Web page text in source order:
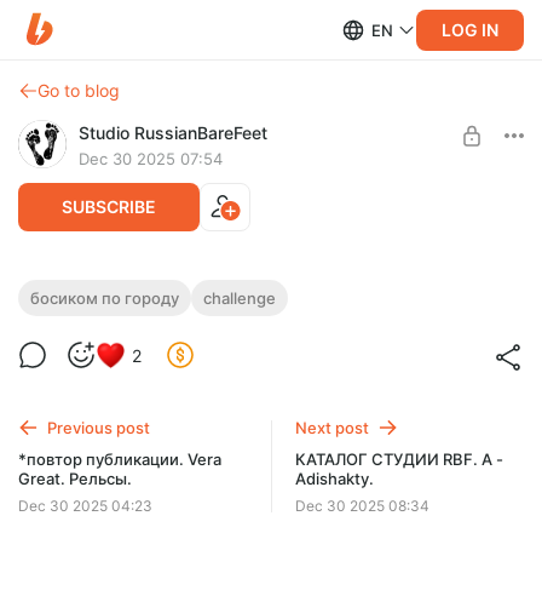
EN LOG IN
Go to blog
Studio RussianBareFeet
Dec 30 2025 07:54
SUBSCRIBE
Challenge. Последние дни лета. Часть 2.
Она так славно показывает вам свои голые грязные
ступни... ну, как не восхититься?
СЪЁМКИ 2024/2025
босиком по городу challenge
2
Previous post
*повтор публикации. Vera
Great. Рельсы.
Dec 30 2025 04:23
Next post
КАТАЛОГ СТУДИИ RBF. А -
Adishakty.
Dec 30 2025 08:34